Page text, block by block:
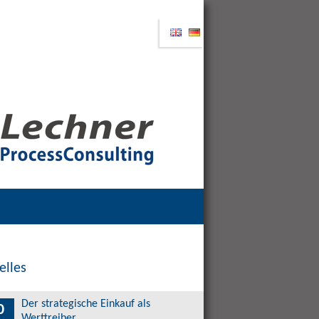
Der strategische Einkauf als